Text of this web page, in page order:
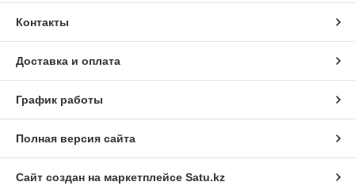
Контакты
Доставка и оплата
График работы
Полная версия сайта
Сайт создан на маркетплейсе Satu.kz